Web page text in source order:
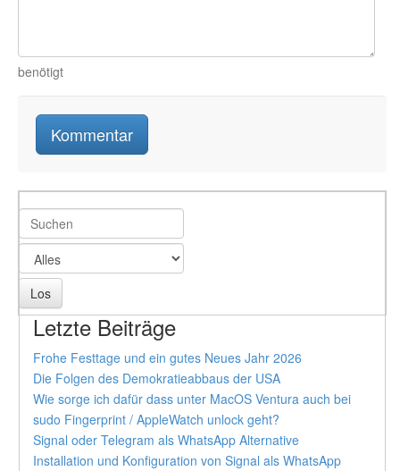
benötigt
Letzte Beiträge
Frohe Festtage und ein gutes Neues Jahr 2026
Die Folgen des Demokratieabbaus der USA
Wie sorge ich dafür dass unter MacOS Ventura auch bei
sudo Fingerprint / AppleWatch unlock geht?
Signal oder Telegram als WhatsApp Alternative
Installation und Konfiguration von Signal als WhatsApp